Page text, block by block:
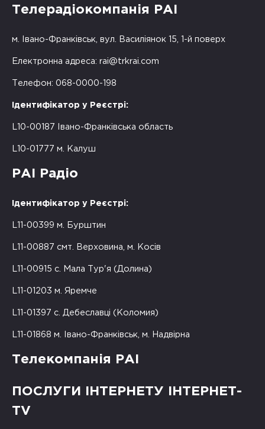
Телерадіокомпанія РАІ
м. Івано-Франківськ, вул. Василіянок 15, 1-й поверх
Електронна адреса: rai@trkrai.com
Телефон: 068-0000-198
Ідентифікатор у Реєстрі:
L10-00187 Івано-Франківська область
L10-01777 м. Калуш
РАІ Радіо
Ідентифікатор у Реєстрі:
L11-00399 м. Бурштин
L11-00887 смт. Верховина, м. Косів
L11-00915 с. Мала Тур'я (Долина)
L11-01203 м. Яремче
L11-01397 с. Дебеславці (Коломия)
L11-01868 м. Івано-Франківськ, м. Надвірна
Телекомпанія РАІ
ПОСЛУГИ ІНТЕРНЕТУ ІНТЕРНЕТ-
TV